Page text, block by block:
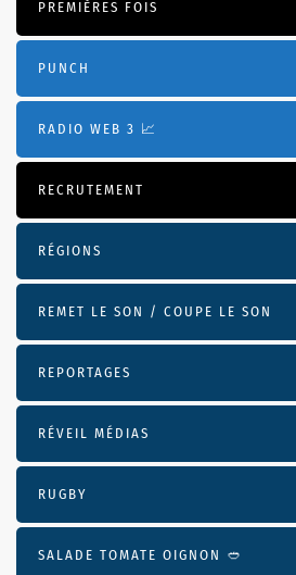
PREMIÈRES FOIS
PUNCH
RADIO WEB 3 📈
RECRUTEMENT
RÉGIONS
REMET LE SON / COUPE LE SON
REPORTAGES
RÉVEIL MÉDIAS
RUGBY
SALADE TOMATE OIGNON 🥙